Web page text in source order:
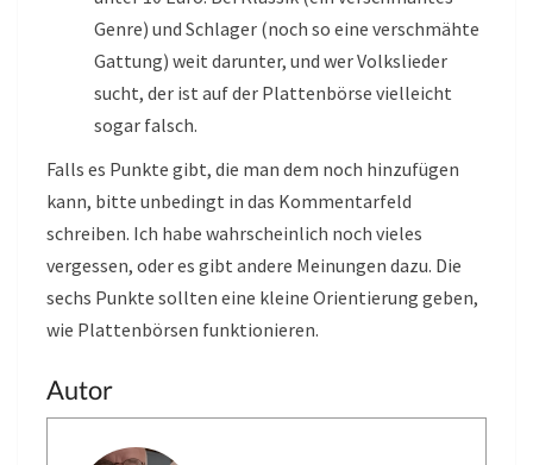
Genre) und Schlager (noch so eine verschmähte
Gattung) weit darunter, und wer Volkslieder
sucht, der ist auf der Plattenbörse vielleicht
sogar falsch.
Falls es Punkte gibt, die man dem noch hinzufügen
kann, bitte unbedingt in das Kommentarfeld
schreiben. Ich habe wahrscheinlich noch vieles
vergessen, oder es gibt andere Meinungen dazu. Die
sechs Punkte sollten eine kleine Orientierung geben,
wie Plattenbörsen funktionieren.
Autor